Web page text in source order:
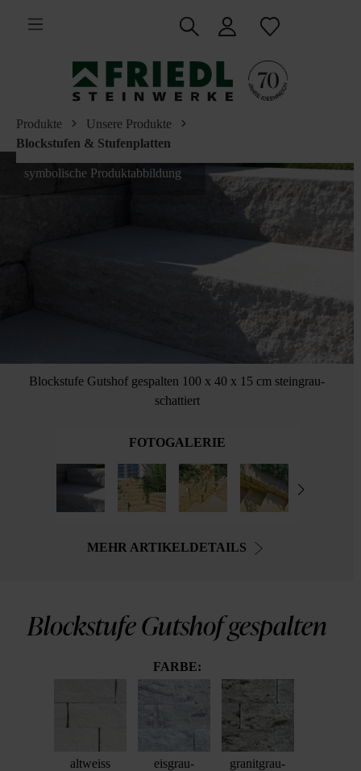
springen
Produkte
Unsere Produkte
Blockstufen & Stufenplatten
Blockstufe Gutshof gespalten 100 x 40 x 15 cm steingrau-
schattiert
symbolische Produktabbildung
FOTOGALERIE
MEHR ARTIKELDETAILS
Blockstufe Gutshof gespalten
FARBE:
altweiss
eisgrau-
granitgrau-